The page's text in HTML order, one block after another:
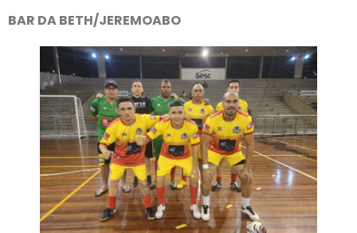
BAR DA BETH/JEREMOABO